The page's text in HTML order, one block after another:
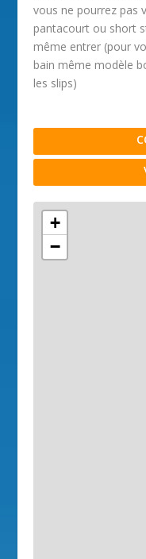
vous ne pourrez pas
pantacourt ou short
même entrer (pour
bain même modèle
les slips)
+
−